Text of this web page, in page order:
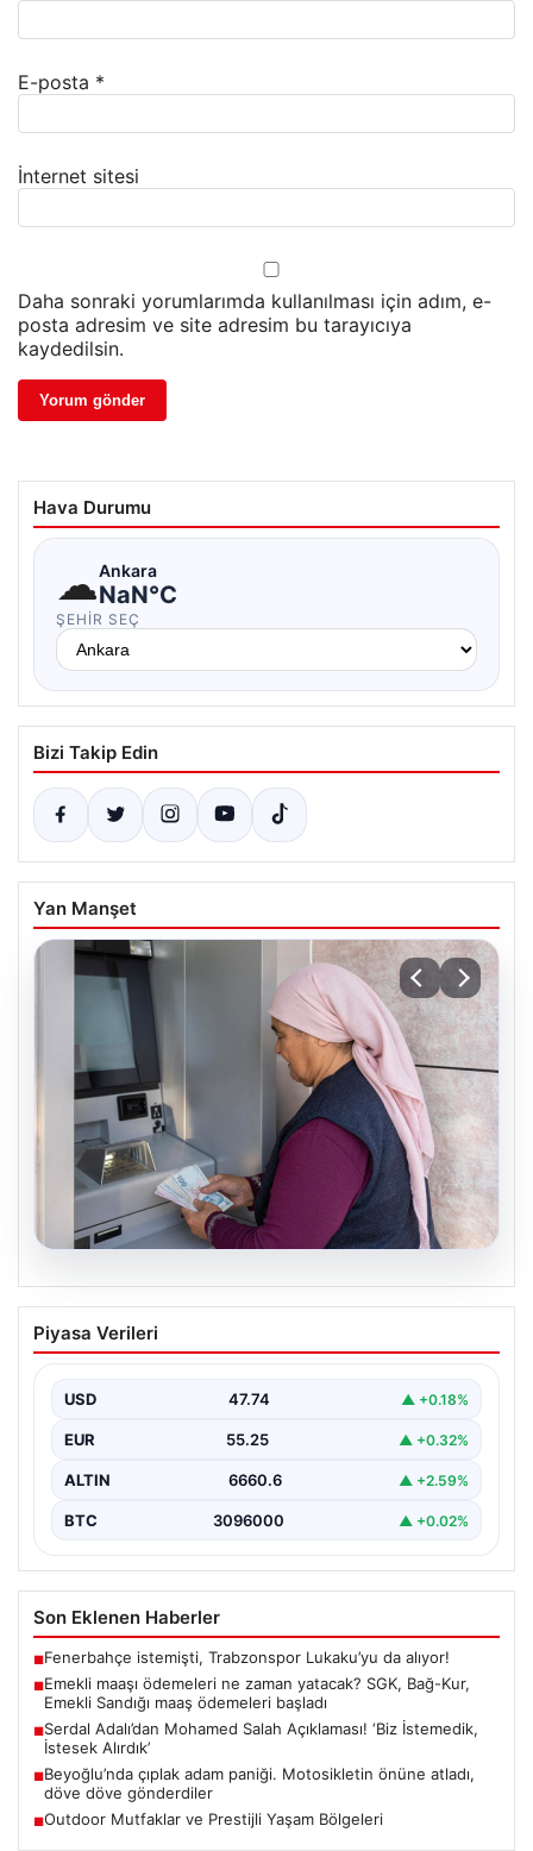
E-posta *
İnternet sitesi
Daha sonraki yorumlarımda kullanılması için adım, e-
posta adresim ve site adresim bu tarayıcıya
kaydedilsin.
Hava Durumu
☁Ankara
NaN°C
ŞEHIR SEÇ
Bizi Takip Edin
Yan Manşet
06.08.2026
Emekli maaşı ödemeleri ne zaman
yatacak? SGK, Bağ-Kur, Emekli Sandığı
Piyasa Verileri
USD 47.74 ▲ +0.18%
EUR 55.25 ▲ +0.32%
ALTIN 6660.6 ▲ +2.59%
BTC 3096000 ▲ +0.02%
Son Eklenen Haberler
■Fenerbahçe istemişti, Trabzonspor Lukaku’yu da alıyor!
■Emekli maaşı ödemeleri ne zaman yatacak? SGK, Bağ-Kur,
Emekli Sandığı maaş ödemeleri başladı
■Serdal Adalı’dan Mohamed Salah Açıklaması! ‘Biz İstemedik,
İstesek Alırdık’
■Beyoğlu’nda çıplak adam paniği. Motosikletin önüne atladı,
döve döve gönderdiler
■Outdoor Mutfaklar ve Prestijli Yaşam Bölgeleri